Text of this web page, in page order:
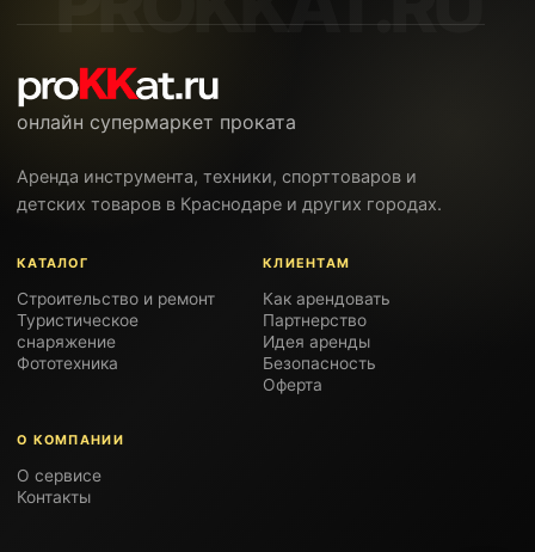
онлайн супермаркет проката
Аренда инструмента, техники, спорттоваров и
детских товаров в Краснодаре и других городах.
КАТАЛОГ
Строительство и ремонт
Туристическое
снаряжение
Фототехника
КЛИЕНТАМ
Как арендовать
Партнерство
Идея аренды
Безопасность
Оферта
О КОМПАНИИ
О сервисе
Контакты